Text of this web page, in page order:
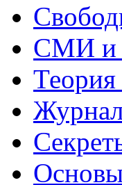
СМИ и